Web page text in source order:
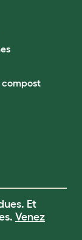
compost
Et
Venez